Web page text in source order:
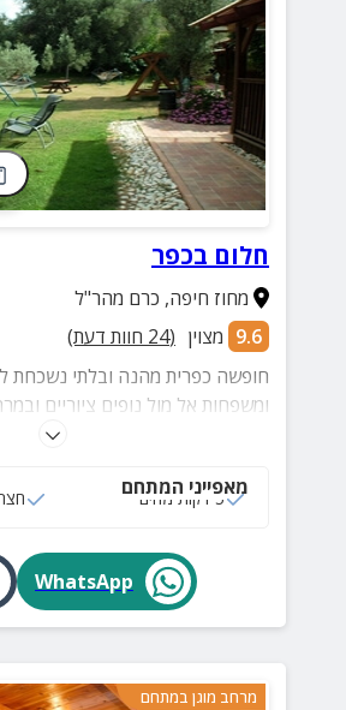
חלום בכפר
מחוז חיפה, כרם מהר"ל
9.6 מצוין (
24 חוות דעת)
חופשה כפרית מהנה ובלתי נשכחת
מאפייני המתחם
5 דקות מהים
WhatsApp
מרחב מוגן במתחם